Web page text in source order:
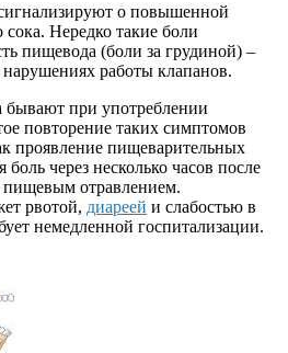
о повышенной
Нередко такие боли
пищевода (боли за грудиной) –
работы клапанов.
бывают при употреблении
повторение таких симптомов
проявление пищеварительных
боль через несколько часов после
пищевым отравлением.
рвотой, диареей и слабостью в
немедленной госпитализации.